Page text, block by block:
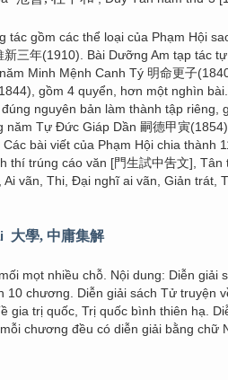
tác gồm các thể loại của Phạm Hội
三年(1910). Bài Dưỡng Am tạp tác
Minh Mệnh Canh Tý 明命更子
gồm 4 quyển, hơn một nghìn
nguyên bản làm thành tập riêng,
năm Tự Đức Giáp Dần 嗣德甲寅
bài viết của Phạm Hội chia thành
thí trúng cáo văn [門生試中吿文], Tân
vãn, Thi, Đại nghĩ ai vãn, Giản trát,
大學, 中庸集解
mọt nhiều chỗ. Nội dung: Diễn giải
10 chương. Diễn giải sách Tử truyện
gia trị quốc, Trị quốc bình thiên hạ.
chương đều có diễn giải bằng chữ